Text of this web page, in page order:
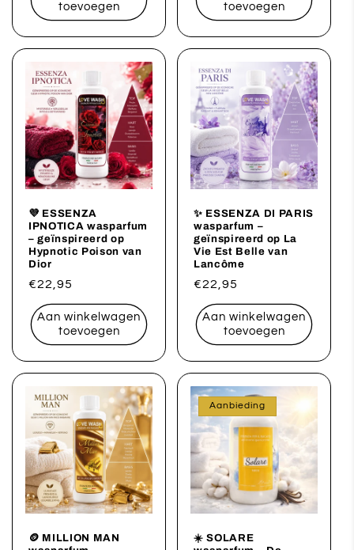
toevoegen
toevoegen
💜 ESSENZA
IPNOTICA wasparfum
– geïnspireerd op
Hypnotic Poison van
Dior
Normale
prijs
€22,95
Aan winkelwagen
toevoegen
✨ ESSENZA DI PARIS
wasparfum –
geïnspireerd op La
Vie Est Belle van
Lancôme
Normale
prijs
€22,95
Aan winkelwagen
toevoegen
🪙 MILLION MAN
Aanbieding
☀️ SOLARE